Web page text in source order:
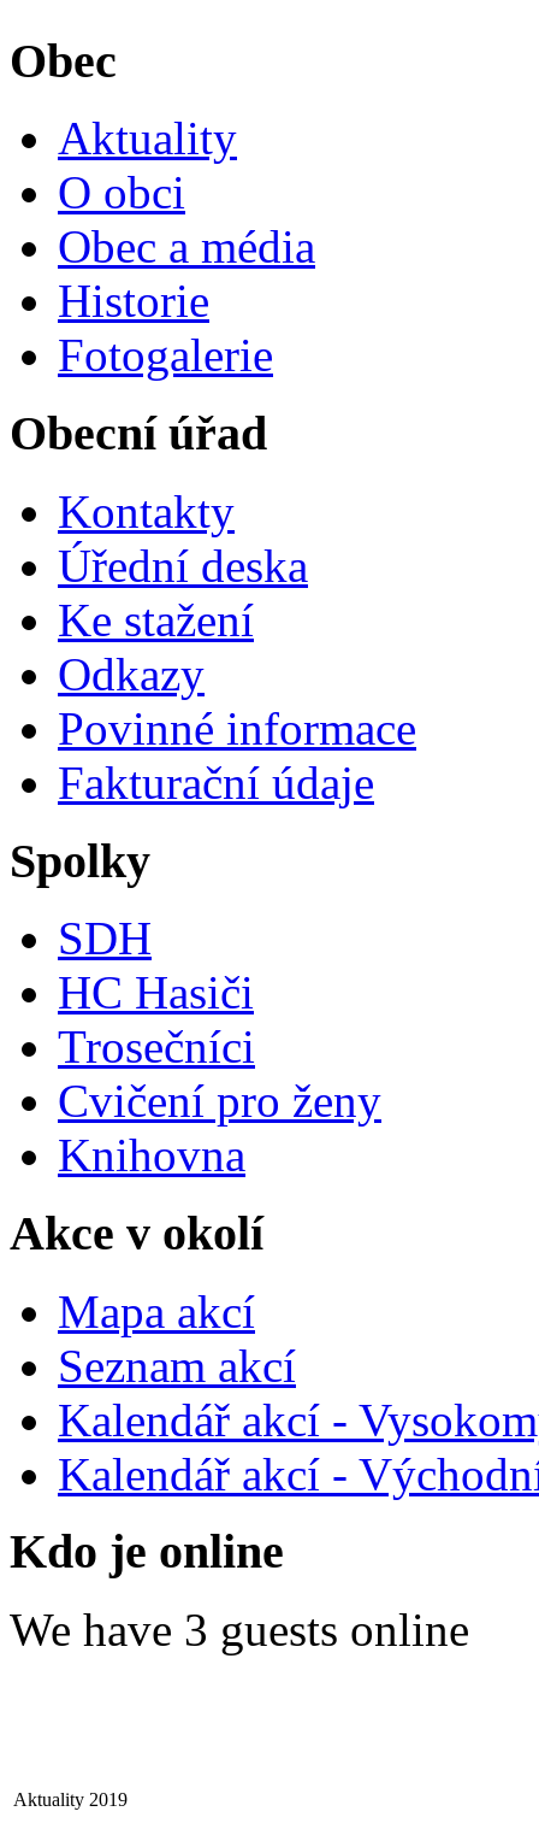
Obec
Aktuality
O obci
Obec a média
Historie
Fotogalerie
Obecní úřad
Kontakty
Úřední deska
Ke stažení
Odkazy
Povinné informace
Fakturační údaje
Spolky
SDH
HC Hasiči
Trosečníci
Cvičení pro ženy
Knihovna
Akce v okolí
Mapa akcí
Seznam akcí
Kalendář akcí -
Kalendář akcí -
Kdo je online
We have 3 guests online
Aktuality 2019